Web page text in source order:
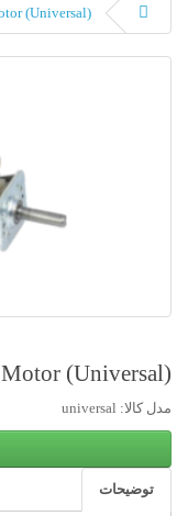
(Spring Charging Motor (Universal
(Spring Charging Motor (Universal
مدل کالا: universal
توضیحات